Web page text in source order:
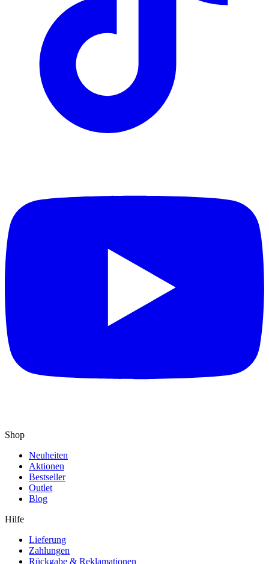
Shop
Neuheiten
Aktionen
Bestseller
Outlet
Blog
Hilfe
Lieferung
Zahlungen
Rückgabe & Reklamationen